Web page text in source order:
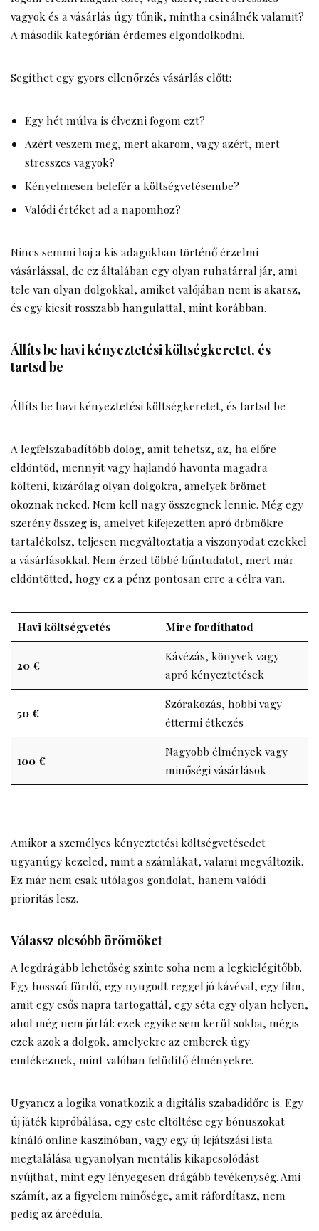
vagyok és a vásárlás úgy tűnik, mintha csinálnék valamit?
A második kategórián érdemes elgondolkodni.
Segíthet egy gyors ellenőrzés vásárlás előtt:
Egy hét múlva is élvezni fogom ezt?
Azért veszem meg, mert akarom, vagy azért, mert
stresszes vagyok?
Kényelmesen belefér a költségvetésembe?
Valódi értéket ad a napomhoz?
Nincs semmi baj a kis adagokban történő érzelmi
vásárlással, de ez általában egy olyan ruhatárral jár, ami
tele van olyan dolgokkal, amiket valójában nem is akarsz,
és egy kicsit rosszabb hangulattal, mint korábban.
Állíts be havi kényeztetési költségkeretet, és
tartsd be
Állíts be havi kényeztetési költségkeretet, és tartsd be
A legfelszabadítóbb dolog, amit tehetsz, az, ha előre
eldöntöd, mennyit vagy hajlandó havonta magadra
költeni, kizárólag olyan dolgokra, amelyek örömet
okoznak neked. Nem kell nagy összegnek lennie. Még egy
szerény összeg is, amelyet kifejezetten apró örömökre
tartalékolsz, teljesen megváltoztatja a viszonyodat ezekkel
a vásárlásokkal. Nem érzed többé bűntudatot, mert már
eldöntötted, hogy ez a pénz pontosan erre a célra van.
Havi költségvetés Mire fordíthatod
20 €
Kávézás, könyvek vagy
apró kényeztetések
50 €
Szórakozás, hobbi vagy
éttermi étkezés
100 €
Nagyobb élmények vagy
minőségi vásárlások
Amikor a személyes kényeztetési költségvetésedet
ugyanúgy kezeled, mint a számlákat, valami megváltozik.
Ez már nem csak utólagos gondolat, hanem valódi
prioritás lesz.
Válassz olcsóbb örömöket
A legdrágább lehetőség szinte soha nem a legkielégítőbb.
Egy hosszú fürdő, egy nyugodt reggel jó kávéval, egy film,
amit egy esős napra tartogattál, egy séta egy olyan helyen,
ahol még nem jártál: ezek egyike sem kerül sokba, mégis
ezek azok a dolgok, amelyekre az emberek úgy
emlékeznek, mint valóban felüdítő élményekre.
Ugyanez a logika vonatkozik a digitális szabadidőre is. Egy
új játék kipróbálása, egy este eltöltése egy bónuszokat
kínáló online kaszinóban, vagy egy új lejátszási lista
megtalálása ugyanolyan mentális kikapcsolódást
nyújthat, mint egy lényegesen drágább tevékenység. Ami
számít, az a figyelem minősége, amit ráfordítasz, nem
pedig az árcédula.